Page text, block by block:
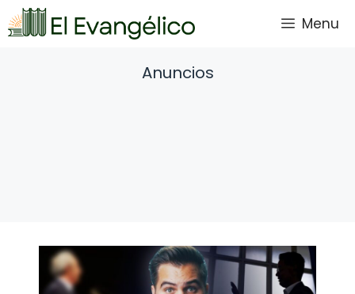
Saltar
al
Menu
Anuncios